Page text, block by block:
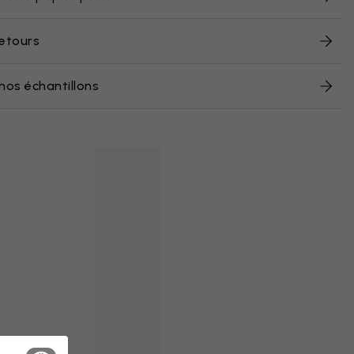
échantillons